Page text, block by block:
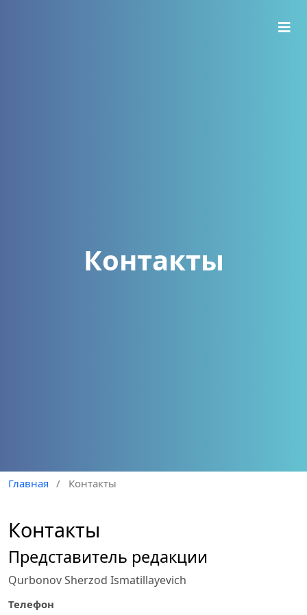
Контакты
Главная / Контакты
Контакты
Представитель редакции
Qurbonov Sherzod Ismatillayevich
Телефон